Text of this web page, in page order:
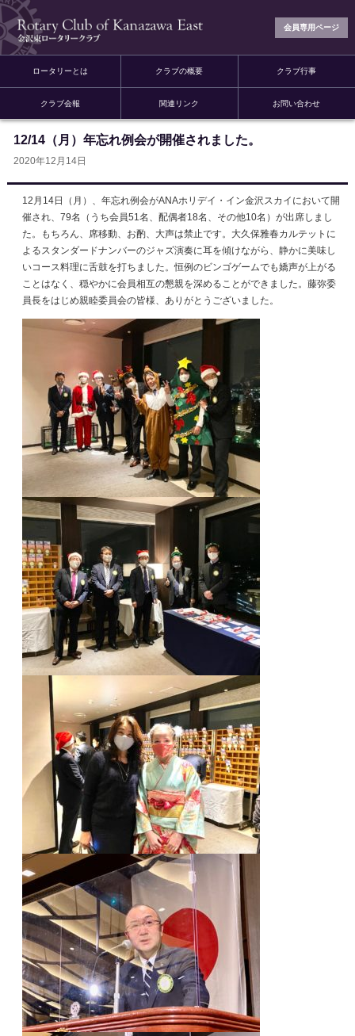
会員専用ページ
ロータリーとは クラブの概要 クラブ行事
クラブ会報 関連リンク お問い合わせ
12/14（月）年忘れ例会が開催されました。
2020年12月14日
12月14日（月）、年忘れ例会がANAホリデイ・イン金沢スカイにおいて開
催され、79名（うち会員51名、配偶者18名、その他10名）が出席しまし
た。もちろん、席移動、お酌、大声は禁止です。大久保雅春カルテットに
よるスタンダードナンバーのジャズ演奏に耳を傾けながら、静かに美味し
いコース料理に舌鼓を打ちました。恒例のビンゴゲームでも嬌声が上がる
ことはなく、穏やかに会員相互の懇親を深めることができました。藤弥委
員長をはじめ親睦委員会の皆様、ありがとうございました。